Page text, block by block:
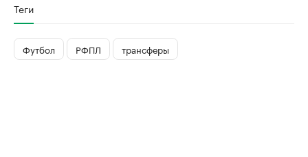
Теги
Футбол РФПЛ трансферы